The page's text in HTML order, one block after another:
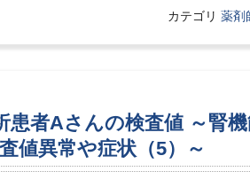
カテゴリ 薬剤
者Aさんの検査値 ～腎機
値異常や症状（5）～